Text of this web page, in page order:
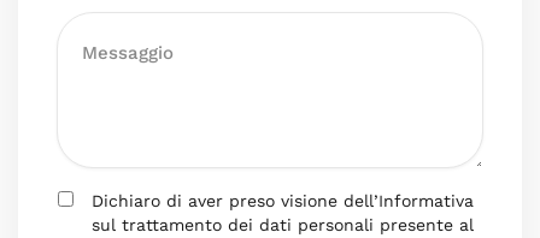
Dichiaro di aver preso visione dell’Informativa
sul trattamento dei dati personali presente al